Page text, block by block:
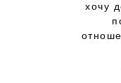
хочу